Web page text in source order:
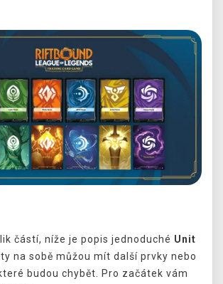
částí, níže je popis jednoduché Unit
na sobě můžou mít další prvky nebo
budou chybět. Pro začátek vám